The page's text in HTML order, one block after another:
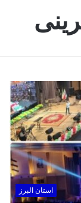
استان البرز